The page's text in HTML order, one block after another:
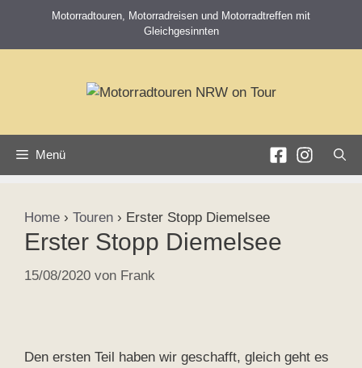
springen
Motorradtouren, Motorradreisen und Motorradtreffen mit
Gleichgesinnten
Menü
Home › Touren › Erster Stopp Diemelsee
Erster Stopp Diemelsee
15/08/2020 von Frank
Den ersten Teil haben wir geschafft, gleich geht es